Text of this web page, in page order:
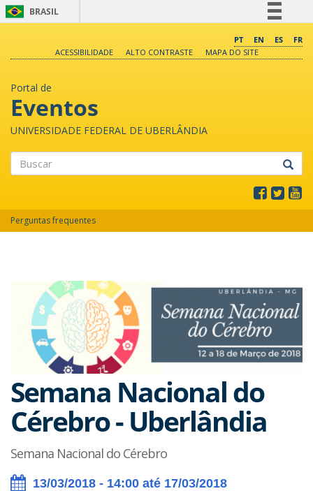
BRASIL
Comunica BR
PT EN ES
FR
ACESSIBILIDADE
ALTO CONTRASTE MAPA DO SITE
Portal de
Eventos
UNIVERSIDADE FEDERAL DE UBERLÂNDIA
Perguntas frequentes
Semana Nacional do
Cérebro - Uberlândia
Semana Nacional do Cérebro
13/03/2018 - 14:00 até 17/03/2018